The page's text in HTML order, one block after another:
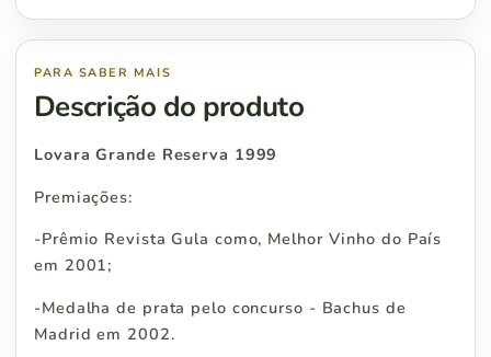
PARA SABER MAIS
Descrição do produto
Lovara Grande Reserva 1999
Premiações:
-Prêmio Revista Gula como, Melhor Vinho do País
em 2001;
-Medalha de prata pelo concurso - Bachus de
Madrid em 2002.